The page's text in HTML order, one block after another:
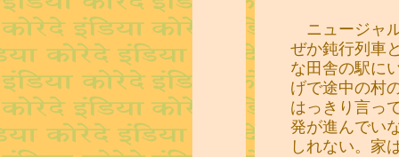
ニュージャ
ぜか鈍行列車
な田舎の駅に
げで途中の村
はっきり言っ
発が進んでい
しれない。家